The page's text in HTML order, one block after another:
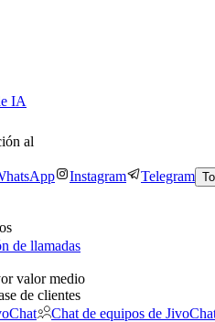
IA
al
Instagram Telegram
de llamadas
valor medio
de clientes
Chat de equipos de